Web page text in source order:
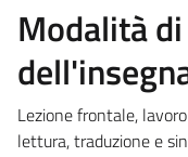
Modalità
Lezione frontale,
lettura, traduzione e